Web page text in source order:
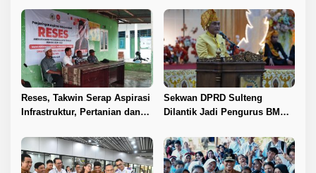
Antam Buka Peta IUP
Sawit di Toli-Toli
Reses, Takwin Serap Aspirasi
Infrastruktur, Pertanian dan
Sekwan DPRD Sulteng
Dilantik Jadi Pengurus BMA